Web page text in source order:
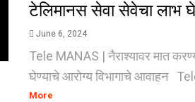
टेलिमानस सेवा सेवेचा लाभ
June 6, 2024
Tele MANAS | नैराश्यावर मात
घेण्याचे आरोग्य विभागाचे आवाहन
More